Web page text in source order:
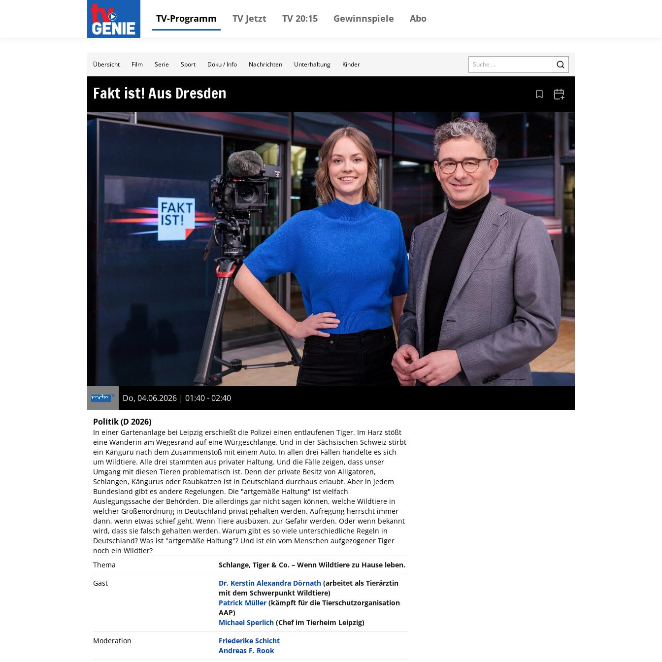
TV-Programm TV Jetzt TV 20:15 Gewinnspiele Abo
Übersicht Film Serie Sport Doku / Info Nachrichten Unterhaltung Kinder Search
Fakt ist! Aus Dresden Aus den Lesezeichen entfernen
Zum Kalender hinzufügen
Do, 04.06.2026 | 01:40 - 02:40
Politik(D 2026)
In einer Gartenanlage bei Leipzig erschießt die Polizei einen entlaufenen Tiger. Im Harz stößt
eine Wanderin am Wegesrand auf eine Würgeschlange. Und in der Sächsischen Schweiz stirbt
ein Känguru nach dem Zusammenstoß mit einem Auto. In allen drei Fällen handelte es sich
um Wildtiere. Alle drei stammten aus privater Haltung. Und die Fälle zeigen, dass unser
Umgang mit diesen Tieren problematisch ist. Denn der private Besitz von Alligatoren,
Schlangen, Kängurus oder Raubkatzen ist in Deutschland durchaus erlaubt. Aber in jedem
Bundesland gibt es andere Regelungen. Die "artgemäße Haltung" ist vielfach
Auslegungssache der Behörden. Die allerdings gar nicht sagen können, welche Wildtiere in
welcher Größenordnung in Deutschland privat gehalten werden. Aufregung herrscht immer
dann, wenn etwas schief geht. Wenn Tiere ausbüxen, zur Gefahr werden. Oder wenn bekannt
wird, dass sie falsch gehalten werden. Warum gibt es so viele unterschiedliche Regeln in
Deutschland? Was ist "artgemäße Haltung"? Und ist ein vom Menschen aufgezogener Tiger
noch ein Wildtier?
Thema
Schlange, Tiger & Co. – Wenn Wildtiere zu Hause leben.
Gast
Dr. Kerstin Alexandra Dörnath (arbeitet als Tierärztin
mit dem Schwerpunkt Wildtiere)
Patrick Müller (kämpft für die Tierschutzorganisation
AAP)
Michael Sperlich (Chef im Tierheim Leipzig)
Moderation
Friederike Schicht
Andreas F. Rook